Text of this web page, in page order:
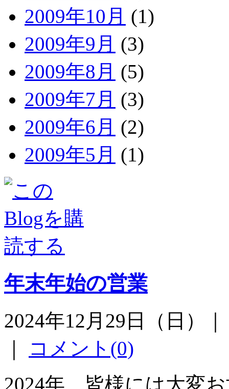
2009年10月 (1)
2009年9月 (3)
2009年8月 (5)
2009年7月 (3)
2009年6月 (2)
2009年5月 (1)
年末年始の営業
2024年12月29日（日）
コメント(0)
2024年 皆様には大変